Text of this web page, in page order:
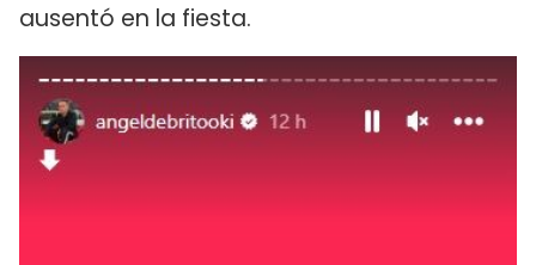
ausentó en la fiesta.